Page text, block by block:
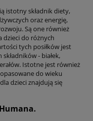
istotny składnik diety,
oraz energię,
Są one również
dzieci do różnych
tych posiłków jest
- białek,
Istotne jest również
do wieku
dzieci znajdują się
Humana.